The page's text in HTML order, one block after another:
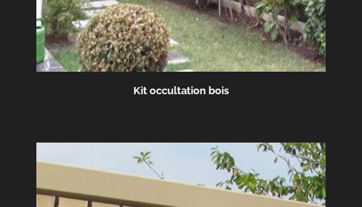
Kit occultation bois